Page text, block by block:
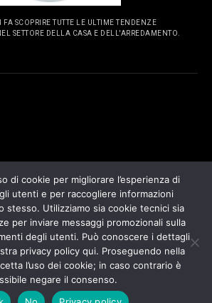
SCOPRIRE TUTTE LE ULTIME TENDENZE
SETTORE DELLA CASA E DELL'ARREDAMENTO.
di cookie per migliorare l’esperienza di
utenti e per raccogliere informazioni
stesso. Utilizziamo sia cookie tecnici sia
per inviare messaggi promozionali sulla
degli utenti. Può conoscere i dettagli
privacy policy qui. Proseguendo nella
l’uso dei cookie; in caso contrario è
negare il consenso.